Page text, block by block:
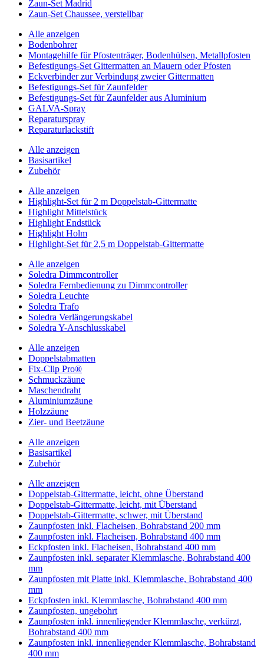
Zaun-Set Madrid
Zaun-Set Chaussee, verstellbar
Alle anzeigen
Bodenbohrer
Montagehilfe für Pfostenträger, Bodenhülsen, Metallpfosten
Befestigungs-Set Gittermatten an Mauern oder Pfosten
Eckverbinder zur Verbindung zweier Gittermatten
Befestigungs-Set für Zaunfelder
Befestigungs-Set für Zaunfelder aus Aluminium
GALVA-Spray
Reparaturspray
Reparaturlackstift
Alle anzeigen
Basisartikel
Zubehör
Alle anzeigen
Highlight-Set für 2 m Doppelstab-Gittermatte
Highlight Mittelstück
Highlight Endstück
Highlight Holm
Highlight-Set für 2,5 m Doppelstab-Gittermatte
Alle anzeigen
Soledra Dimmcontroller
Soledra Fernbedienung zu Dimmcontroller
Soledra Leuchte
Soledra Trafo
Soledra Verlängerungskabel
Soledra Y-Anschlusskabel
Alle anzeigen
Doppelstabmatten
Fix-Clip Pro®
Schmuckzäune
Maschendraht
Aluminiumzäune
Holzzäune
Zier- und Beetzäune
Alle anzeigen
Basisartikel
Zubehör
Alle anzeigen
Doppelstab-Gittermatte, leicht, ohne Überstand
Doppelstab-Gittermatte, leicht, mit Überstand
Doppelstab-Gittermatte, schwer, mit Überstand
Zaunpfosten inkl. Flacheisen, Bohrabstand 200 mm
Zaunpfosten inkl. Flacheisen, Bohrabstand 400 mm
Eckpfosten inkl. Flacheisen, Bohrabstand 400 mm
Zaunpfosten inkl. separater Klemmlasche, Bohrabstand 400
mm
Zaunpfosten mit Platte inkl. Klemmlasche, Bohrabstand 400
mm
Eckpfosten inkl. Klemmlasche, Bohrabstand 400 mm
Zaunpfosten, ungebohrt
Zaunpfosten inkl. innenliegender Klemmlasche, verkürzt,
Bohrabstand 400 mm
Zaunpfosten inkl. innenliegender Klemmlasche, Bohrabstand
400 mm